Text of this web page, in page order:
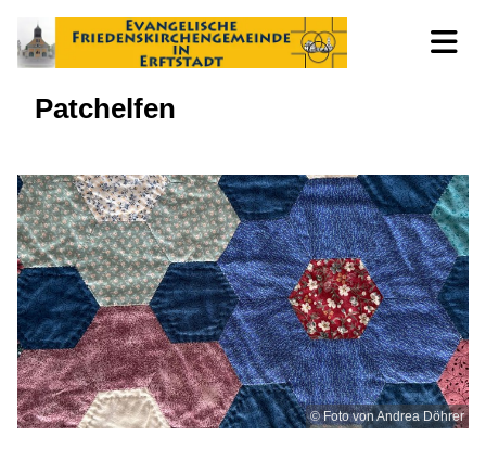
Patchelfen
© Foto von Andrea Döhrer